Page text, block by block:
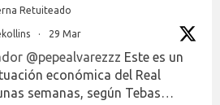
Retuiteado
· 29 Mar
@pepealvarezzz Este es un
económica del Real
semanas, según Tebas…